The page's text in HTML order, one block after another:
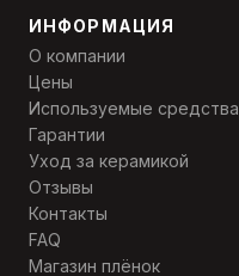
ИНФОРМАЦИЯ
О компании
Цены
Используемые средства
Гарантии
Уход за керамикой
Отзывы
Контакты
FAQ
Магазин плёнок